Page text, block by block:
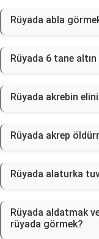
Rüyada abla
Rüyada 6 tane
Rüyada akrebin
Rüyada akrep
Rüyada alaturka
Rüyada aldatmak
rüyada görmek?